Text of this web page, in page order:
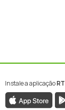
Instale a aplicação